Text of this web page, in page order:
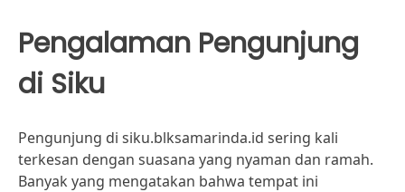
Pengalaman Pengunjung
di Siku
Pengunjung di siku.blksamarinda.id sering kali
terkesan dengan suasana yang nyaman dan ramah.
Banyak yang mengatakan bahwa tempat ini